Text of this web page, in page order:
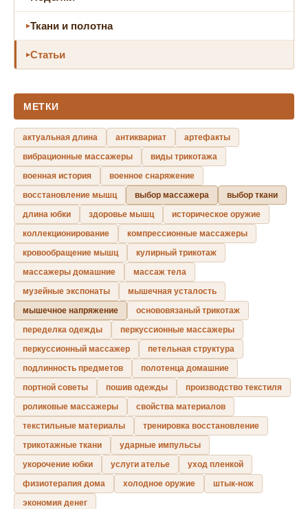
Ткани и полотна
Статьи
МЕТКИ
актуальная длина антиквариат
артефакты
вибрационные массажеры
виды трикотажа
военная история
военное снаряжение
восстановление мышц
выбор массажера
выбор ткани
длина юбки
здоровье мышц
историческое оружие
коллекционирование
компрессионные массажеры
кровообращение мышц
кулирный трикотаж
массажеры домашние
массаж тела
музейные экспонаты
мышечная усталость
мышечное напряжение
основовязаный трикотаж
переделка одежды
перкуссионные массажеры
перкуссионный массажер
петельная структура
подлинность предметов
полотенца домашние
портной советы
пошив одежды
производство текстиля
роликовые массажеры
свойства материалов
текстильные материалы
тренировка восстановление
трикотажные ткани
ударные импульсы
укорочение юбки
услуги ателье
уход пленкой
физиотерапия дома
холодное оружие
штык-нож
экономия денег